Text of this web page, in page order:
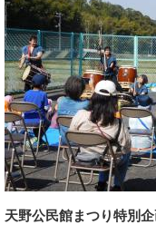
天野公民館まつり特別